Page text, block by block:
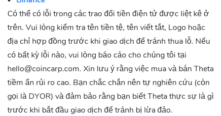
người dùng có quyền kiểm soát về nội dung, thu nhập và
quyền riêng tư của mình, trong khi vẫn duy trì tính an toàn và
minh bạch của blockchain.
Khả năng tối ưu hóa cao: Theta sử dụng một mô hình mạng
lưới để phân phối các nội dung video, trong đó người dùng có
thể chia sẻ băng thông và tài nguyên của mình với nhau để cải
thiện chất lượng và giảm chi phí. Điều này giúp người dùng có
thể xem các nội dung video chất lượng cao với ít độ trễ và giật
hơn, trong khi vẫn tiết kiệm được chi phí cho các nhà cung cấp
Có thể có lỗi trong các trao đổi tiền điện tử được liệt kê ở
trên. Vui lòng kiểm tra tên tiền tệ, tên viết tắt, Logo hoặc
địa chỉ hợp đồng trước khi giao dịch để tránh thua lỗ. Nếu
có bất kỳ lỗi nào, vui lòng báo cáo cho chúng tôi tại
hello@coincarp.com. Xin lưu ý rằng việc mua và bán Theta
tiềm ẩn rủi ro cao. Bạn chắc chắn nên tự nghiên cứu (còn
gọi là DYOR) và đảm bảo rằng bạn biết Theta thực sự là gì
trước khi bắt đầu giao dịch để tránh bị lừa đảo.